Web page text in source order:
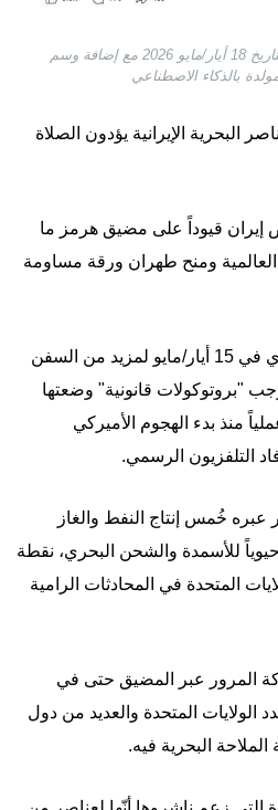
صورة ملتقطة من الشاشة بتاريخ 18 أيار/مايو 2026 مع إضافة وسم
بالذكاء الاصطناعي
البحرية الإيرانية يؤدون الصلاة
إيران قيوداً على مضيق هرمز ما
ومنح طهران ورقة مساومة
وسمحت بحرية الحرس الثوري في 15 أيار/مايو لمزيد من السفن
"بروتوكولات قانونية" وضعتها
منذ بدء الهجوم الأميركي
التلفزيون الرسمي.
خُمس إنتاج النفط والغاز
للأسمدة والشحن البحري، نقطة
المتحدة في المحادثات الرامية
المرور عبر المضيق حتى في
الولايات المتحدة والعديد من دول
البحرية فيه.